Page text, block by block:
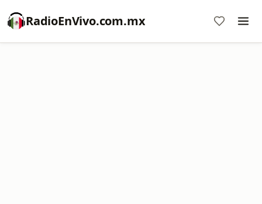
RadioEnVivo.com.mx